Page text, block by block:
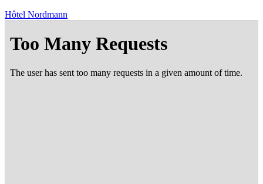
Hôtel Nord­mann